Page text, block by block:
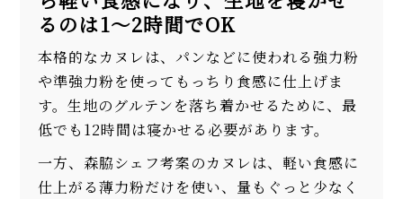
るのは1～2時間でOK
本格的なカヌレは、パンなどに使われる強力粉
や準強力粉を使ってもっちり食感に仕上げま
す。生地のグルテンを落ち着かせるために、最
低でも12時間は寝かせる必要があります。
一方、森脇シェフ考案のカヌレは、軽い食感に
仕上がる薄力粉だけを使い、量もぐっと少なく